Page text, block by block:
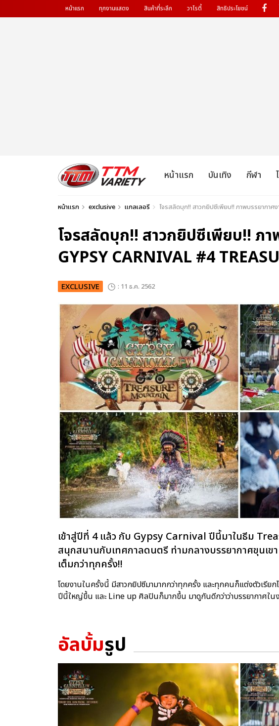
หน้าแรก ทุกงานแสดง สินค้าที่ระลึก วาไรตี้ สิทธิประโยชน์
หน้าแรก บันเทิง กีฬา
หน้าแรก exclusive แกลเลอรี โจรสลัดบุก!! สาวกยิปซีเพียบ!! ภาพบรรยากา
โจรสลัดบุก!! สาวกยิปซีเพียบ!! ภา
GYPSY CARNIVAL #4
EXCLUSIVE : 11 ธ.ค. 2562
เข้าสู่ปีที่ 4 แล้ว กับ Gypsy Carnival ปีนี้มาในธีม
สนุกสนานกับเทศกาลดนตรี ท่ามกลางบรรยากาศขุนเข
เต็มกว่าทุกครั้ง!!
โดยงานในครั้งนี้ มีสาวกยิปซีมามากกว่าทุกครั้ง และทุกคนก็แต่งตัวเรีย
ปีนี้ใหญ่ขึ้น และ Line up ศิลปินก็มากขึ้น มาดูกันดีกว่าว่าบรรยากาศใน
อัลบั้มรูป